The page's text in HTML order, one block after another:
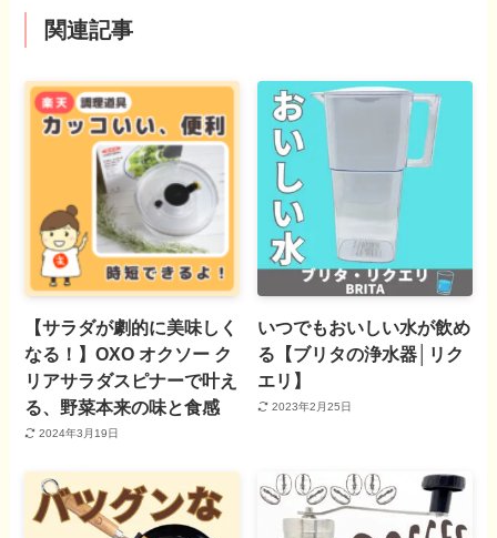
関連記事
【サラダが劇的に美味しく
なる！】OXO オクソー ク
リアサラダスピナーで叶え
る、野菜本来の味と食感
2024年3月19日
いつでもおいしい水が飲め
る【ブリタの浄水器│リク
エリ】
2023年2月25日